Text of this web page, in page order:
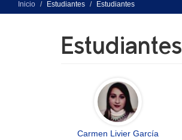
Inicio Estudiantes Estudiantes
Estudiantes
Carmen Livier García